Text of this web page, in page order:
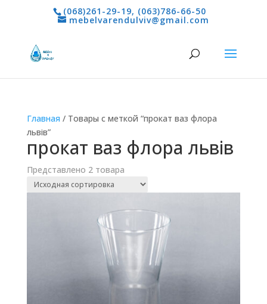
(068)261-29-19, (063)786-66-50
mebelvarendulviv@gmail.com
Главная / Товары с меткой “прокат ваз флора
львів”
прокат ваз флора львів
Представлено 2 товара